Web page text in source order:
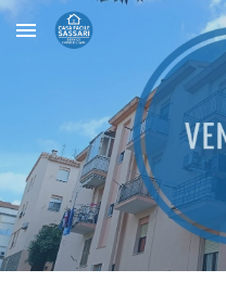
Skip to main content